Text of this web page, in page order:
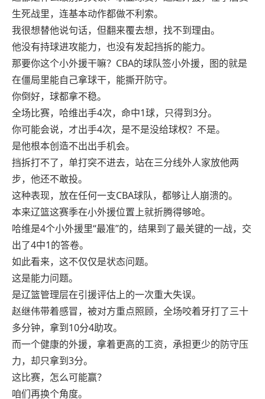
生死战里，连基本动作都做不利索。
我很想替他说句话，但翻来覆去想，找不到理由。
他没有持球进攻能力，也没有发起挡拆的能力。
那要你这个小外援干嘛？CBA的球队签小外援，图的就是
在僵局里能自己拿球干，能撕开防守。
你倒好，球都拿不稳。
全场比赛，哈维出手4次，命中1球，只得到3分。
你可能会说，才出手4次，是不是没给球权？不是。
是他根本创造不出出手机会。
挡拆打不了，单打突不进去，站在三分线外人家放他两
步，他还不敢投。
这种表现，放在任何一支CBA球队，都够让人崩溃的。
本来辽篮这赛季在小外援位置上就折腾得够呛。
哈维是4个小外援里“最准”的，结果到了最关键的一战，交
出了4中1的答卷。
如此看来，这不仅仅是状态问题。
这是能力问题。
是辽篮管理层在引援评估上的一次重大失误。
赵继伟带着感冒，被对方重点照顾，全场咬着牙打了三十
多分钟，拿到10分4助攻。
而一个健康的外援，拿着更高的工资，承担更少的防守压
力，却只拿到3分。
这比赛，怎么可能赢？
咱们再换个角度。